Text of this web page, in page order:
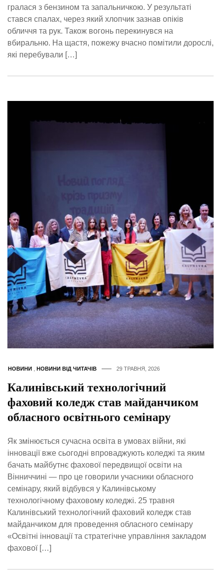
гралася з бензином та запальничкою. У результаті
стався спалах, через який хлопчик зазнав опіків
обличчя та рук. Також вогонь перекинувся на
вбиральню. На щастя, пожежу вчасно помітили дорослі,
які перебували […]
НОВИНИ НОВИНИ ВІД ЧИТАЧІВ 29 ТРАВНЯ, 2026
Калинівський технологічний
фаховий коледж став майданчиком
обласного освітнього семінару
Як змінюється сучасна освіта в умовах війни, які
інновації вже сьогодні впроваджують коледжі та яким
бачать майбутнє фахової передвищої освіти на
Вінниччині — про це говорили учасники обласного
семінару, який відбувся у Калинівському
технологічному фаховому коледжі. 25 травня
Калинівський технологічний фаховий коледж став
майданчиком для проведення обласного семінару
«Освітні інновації та стратегічне управління закладом
фахової […]